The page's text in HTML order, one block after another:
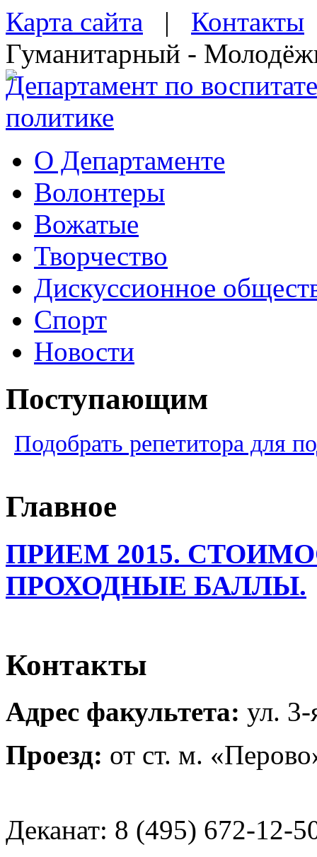
Карта сайта | Контакты
Гуманитарный -
Департамент по
политике
О Департаменте
Волонтеры
Вожатые
Творчество
Дискуссионное
Спорт
Новости
Поступающим
Подобрать репетитора для
Главное
ПРИЕМ 2015.
ПРОХОДНЫЕ БАЛЛЫ.
Контакты
Адрес факультета: ул.
Проезд: от ст. м.
Деканат: 8 (495) 672-12-